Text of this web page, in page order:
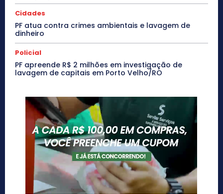
Cidades
PF atua contra crimes ambientais e lavagem de
dinheiro
Policial
PF apreende R$ 2 milhões em investigação de
lavagem de capitais em Porto Velho/RO